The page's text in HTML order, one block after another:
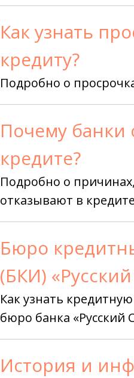
Как узнать
кредиту?
Подробно о
Почему банки
кредите?
Подробно о
отказывают в кредите
Бюро
(БКИ)
Как узнать
бюро банка «Русский
История и